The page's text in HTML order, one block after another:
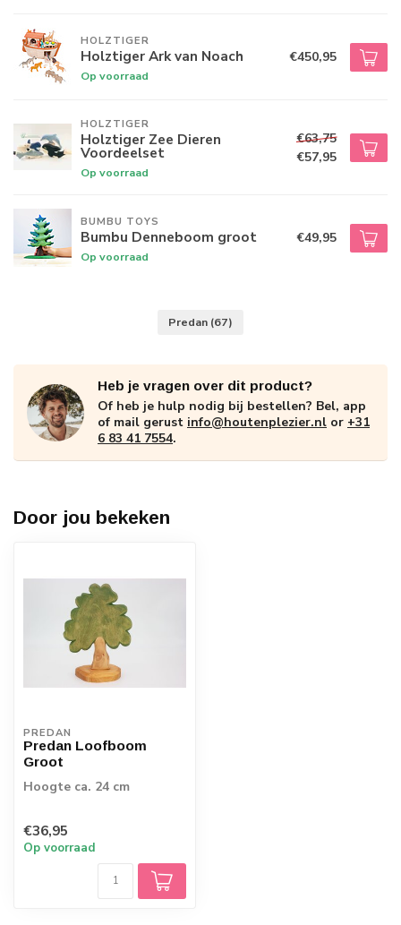
HOLZTIGER
Holztiger Ark van Noach
Op voorraad
€450,95
HOLZTIGER
Holztiger Zee Dieren
Voordeelset
Op voorraad
€63,75
€57,95
BUMBU TOYS
Bumbu Denneboom groot
Op voorraad
€49,95
Predan (67)
Heb je vragen over dit product?
Of heb je hulp nodig bij bestellen? Bel, app
of mail gerust info@houtenplezier.nl or +31
6 83 41 7554.
Door jou bekeken
PREDAN
Predan Loofboom
Groot
Hoogte ca. 24 cm
€36,95
Op voorraad